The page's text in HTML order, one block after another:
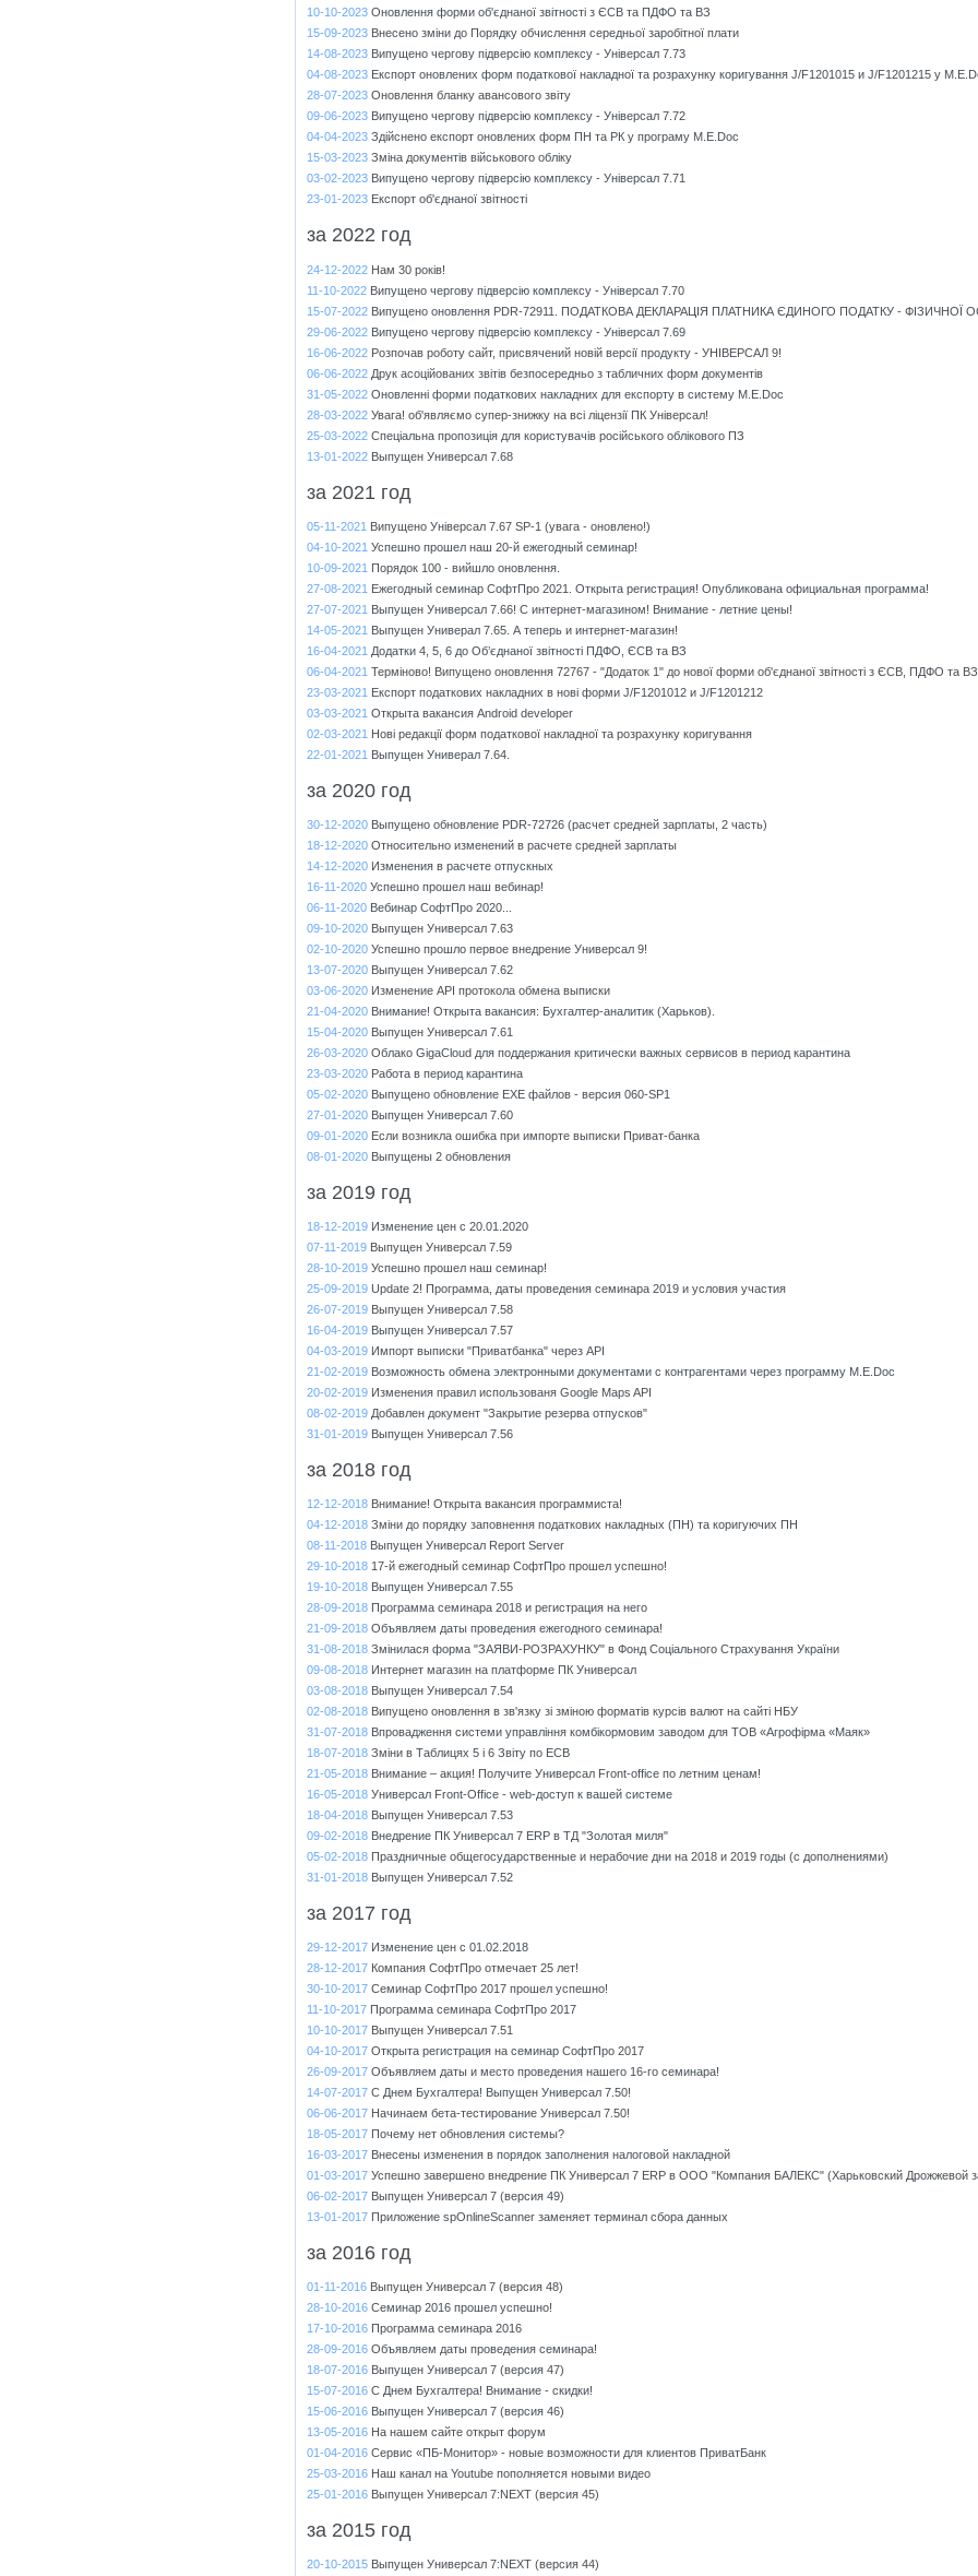
10-10-2023 Оновлення форми об'єднаної звітності з ЄСВ та ПДФО та ВЗ
15-09-2023 Внесено зміни до Порядку обчислення середньої заробітної плати
14-08-2023 Випущено чергову підверсію комплексу - Універсал 7.73
04-08-2023 Експорт оновлених форм податкової накладної та розрахунку коригування J/F1201015 и J/F1201215 у
28-07-2023 Оновлення бланку авансового звіту
09-06-2023 Випущено чергову підверсію комплексу - Універсал 7.72
04-04-2023 Здійснено експорт оновлених форм ПН та РК у програму M.E.Doc
15-03-2023 Зміна документів військового обліку
03-02-2023 Випущено чергову підверсію комплексу - Універсал 7.71
23-01-2023 Експорт об'єднаної звітності
за 2022 год
24-12-2022 Нам 30 років!
11-10-2022 Випущено чергову підверсію комплексу - Універсал 7.70
15-07-2022 Випущено оновлення PDR-72911. ПОДАТКОВА ДЕКЛАРАЦІЯ ПЛАТНИКА ЄДИНОГО ПОДАТКУ -
29-06-2022 Випущено чергову підверсію комплексу - Універсал 7.69
16-06-2022 Розпочав роботу сайт, присвячений новій версії продукту - УНІВЕРСАЛ 9!
06-06-2022 Друк асоційованих звітів безпосередньо з табличних форм документів
31-05-2022 Оновленні форми податкових накладних для експорту в систему M.E.Doc
28-03-2022 Увага! об'являємо супер-знижку на всі ліцензії ПК Універсал!
25-03-2022 Спеціальна пропозиція для користувачів російського облікового ПЗ
13-01-2022 Выпущен Универсал 7.68
за 2021 год
05-11-2021 Випущено Універсал 7.67 SP-1 (увага - оновлено!)
04-10-2021 Успешно прошел наш 20-й ежегодный семинар!
10-09-2021 Порядок 100 - вийшло оновлення.
27-08-2021 Ежегодный семинар СофтПро 2021. Открыта регистрация! Опубликована официальная программа!
27-07-2021 Выпущен Универсал 7.66! С интернет-магазином! Внимание - летние цены!
14-05-2021 Выпущен Универал 7.65. А теперь и интернет-магазин!
16-04-2021 Додатки 4, 5, 6 до Об’єднаної звітності ПДФО, ЄСВ та ВЗ
06-04-2021 Терміново! Випущено оновлення 72767 - "Додаток 1" до нової форми об'єднаної звітності з ЄСВ, ПДФО та ВЗ
23-03-2021 Експорт податкових накладних в нові форми J/F1201012 и J/F1201212
03-03-2021 Открыта вакансия Android developer
02-03-2021 Нові редакції форм податкової накладної та розрахунку коригування
22-01-2021 Выпущен Универал 7.64.
за 2020 год
30-12-2020 Выпущено обновление PDR-72726 (расчет средней зарплаты, 2 часть)
18-12-2020 Относительно изменений в расчете средней зарплаты
14-12-2020 Изменения в расчете отпускных
16-11-2020 Успешно прошел наш вебинар!
06-11-2020 Вебинар СофтПро 2020...
09-10-2020 Выпущен Универсал 7.63
02-10-2020 Успешно прошло первое внедрение Универсал 9!
13-07-2020 Выпущен Универсал 7.62
03-06-2020 Изменение API протокола обмена выписки
21-04-2020 Внимание! Открыта вакансия: Бухгалтер-аналитик (Харьков).
15-04-2020 Выпущен Универсал 7.61
26-03-2020 Облако GigaCloud для поддержания критически важных сервисов в период карантина
23-03-2020 Работа в период карантина
05-02-2020 Выпущено обновление EXE файлов - версия 060-SP1
27-01-2020 Выпущен Универсал 7.60
09-01-2020 Если возникла ошибка при импорте выписки Приват-банка
08-01-2020 Выпущены 2 обновления
за 2019 год
18-12-2019 Изменение цен с 20.01.2020
07-11-2019 Выпущен Универсал 7.59
28-10-2019 Успешно прошел наш семинар!
25-09-2019 Update 2! Программа, даты проведения семинара 2019 и условия участия
26-07-2019 Выпущен Универсал 7.58
16-04-2019 Выпущен Универсал 7.57
04-03-2019 Импорт выписки "Приватбанка" через API
21-02-2019 Возможность обмена электронными документами с контрагентами через программу M.E.Doc
20-02-2019 Изменения правил использованя Google Maps API
08-02-2019 Добавлен документ "Закрытие резерва отпусков"
31-01-2019 Выпущен Универсал 7.56
за 2018 год
12-12-2018 Внимание! Открыта вакансия программиста!
04-12-2018 Зміни до порядку заповнення податкових накладных (ПН) та коригуючих ПН
08-11-2018 Выпущен Универсал Report Server
29-10-2018 17-й ежегодный семинар СофтПро прошел успешно!
19-10-2018 Выпущен Универсал 7.55
28-09-2018 Программа семинара 2018 и регистрация на него
21-09-2018 Объявляем даты проведения ежегодного семинара!
31-08-2018 Змінилася форма "ЗАЯВИ-РОЗРАХУНКУ" в Фонд Соціального Страхування України
09-08-2018 Интернет магазин на платформе ПК Универсал
03-08-2018 Выпущен Универсал 7.54
02-08-2018 Випущено оновлення в зв'язку зі зміною форматів курсів валют на сайті НБУ
31-07-2018 Впровадження системи управління комбікормовим заводом для ТОВ «Агрофірма «Маяк»
18-07-2018 Зміни в Таблицях 5 і 6 Звіту по ЕСВ
21-05-2018 Внимание – акция! Получите Универсал Front-office по летним ценам!
16-05-2018 Универсал Front-Office - web-доступ к вашей системе
18-04-2018 Выпущен Универсал 7.53
09-02-2018 Внедрение ПК Универсал 7 ERP в ТД "Золотая миля"
05-02-2018 Праздничные общегосударственные и нерабочие дни на 2018 и 2019 годы (с дополнениями)
31-01-2018 Выпущен Универсал 7.52
за 2017 год
29-12-2017 Изменение цен с 01.02.2018
28-12-2017 Компания СофтПро отмечает 25 лет!
30-10-2017 Cеминар СофтПро 2017 прошел успешно!
11-10-2017 Программа семинара СофтПро 2017
10-10-2017 Выпущен Универсал 7.51
04-10-2017 Открыта регистрация на семинар СофтПро 2017
26-09-2017 Объявляем даты и место проведения нашего 16-го семинара!
14-07-2017 С Днем Бухгалтера! Выпущен Универсал 7.50!
06-06-2017 Начинаем бета-тестирование Универсал 7.50!
18-05-2017 Почему нет обновления системы?
16-03-2017 Внесены изменения в порядок заполнения налоговой накладной
01-03-2017 Успешно завершено внедрение ПК Универсал 7 ERP в ООО "Компания БАЛЕКС" (Харьковский Дрожжевой
06-02-2017 Выпущен Универсал 7 (версия 49)
13-01-2017 Приложение spOnlineScanner заменяет терминал сбора данных
за 2016 год
01-11-2016 Выпущен Универсал 7 (версия 48)
28-10-2016 Семинар 2016 прошел успешно!
17-10-2016 Программа семинара 2016
28-09-2016 Объявляем даты проведения семинара!
18-07-2016 Выпущен Универсал 7 (версия 47)
15-07-2016 С Днем Бухгалтера! Внимание - скидки!
15-06-2016 Выпущен Универсал 7 (версия 46)
13-05-2016 На нашем сайте открыт форум
01-04-2016 Сервис «ПБ-Монитор» - новые возможности для клиентов ПриватБанк
25-03-2016 Наш канал на Youtube пополняется новыми видео
25-01-2016 Выпущен Универсал 7:NEXT (версия 45)
за 2015 год
20-10-2015 Выпущен Универсал 7:NEXT (версия 44)